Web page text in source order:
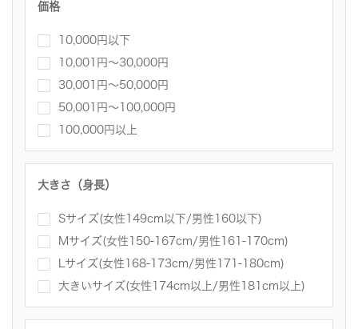
価格
10,000円以下
10,001円〜30,000円
30,001円～50,000円
50,001円～100,000円
100,000円以上
大きさ（身長）
Sサイズ(女性149cm以下/男性160以下)
Mサイズ(女性150-167cm/男性161-170cm)
Lサイズ(女性168-173cm/男性171-180cm)
大きいサイズ(女性174cm以上/男性181cm以上)